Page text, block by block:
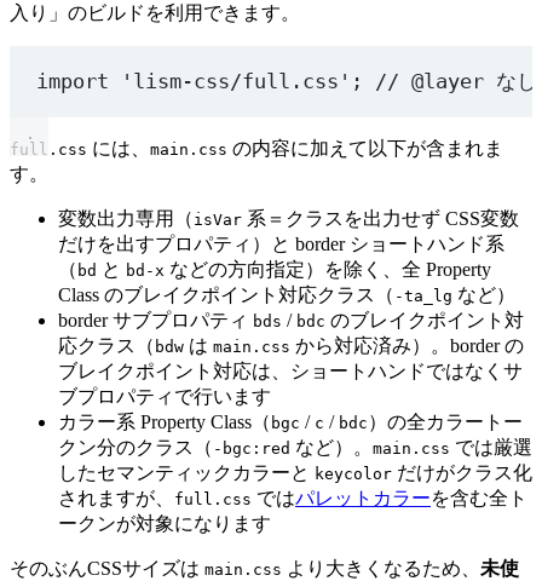
入り」のビルドを利用できます。
import 'lism-css/full.css' ; // @layer な
full.css には、 main.css の内容に加えて以下が含まれま
す。
変数出力専用（ isVar 系＝クラスを出力せず CSS変数
だけを出すプロパティ）と border ショートハンド系
（ bd と bd-x などの方向指定）を除く、全 Property
Class のブレイクポイント対応クラス（ -ta_lg など）
border サブプロパティ bds / bdc のブレイクポイント対
応クラス（ bdw は main.css から対応済み）。border の
ブレイクポイント対応は、ショートハンドではなくサ
ブプロパティで行います
カラー系 Property Class（ bgc / c / bdc ）の全カラートー
クン分のクラス（ -bgc:red など）。 main.css では厳選
したセマンティックカラーと keycolor だけがクラス化
されますが、
full.css ではパレットカラーを含む全ト
ークンが対象になります
そのぶんCSSサイズは main.css より大きくなるため、 未使